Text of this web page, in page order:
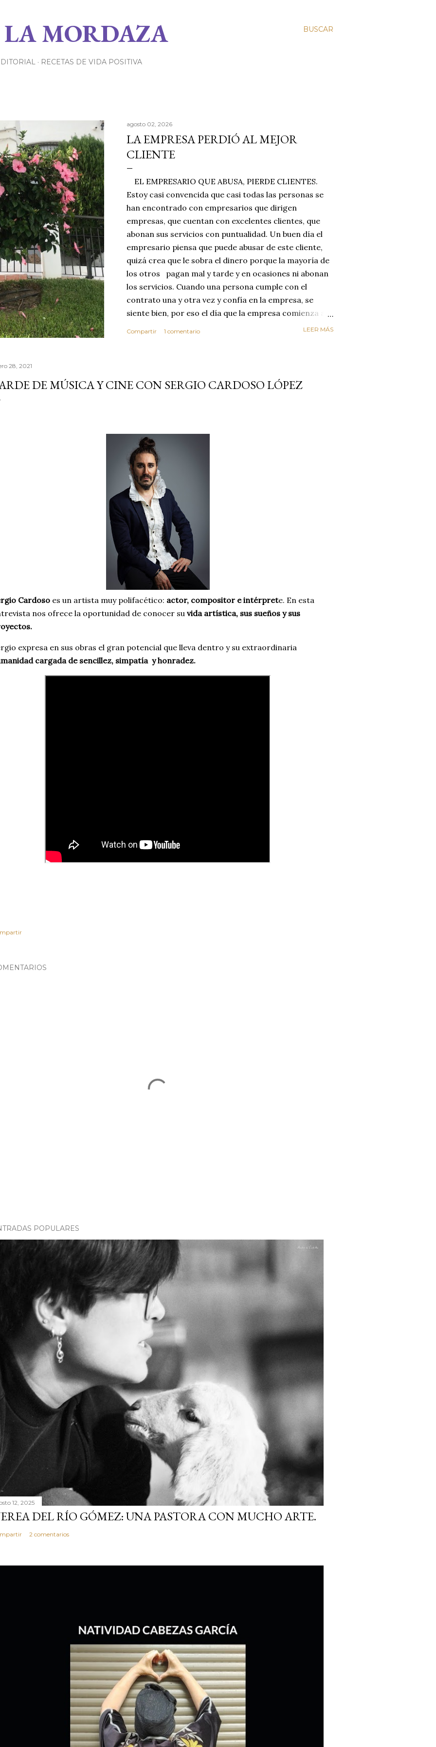
BUSCAR
MORDAZA
RECETAS DE VIDA POSITIVA
agosto 02, 2026
LA EMPRESA PERDIÓ AL MEJOR
CLIENTE
EL EMPRESARIO QUE ABUSA, PIERDE CLIENTES.
Estoy casi convencida que casi todas las personas se
han encontrado con empresarios que dirigen
empresas, que cuentan con excelentes clientes, que
abonan sus servicios con puntualidad. Un buen día el
empresario piensa que puede abusar de este cliente,
quizá crea que le sobra el dinero porque la mayoría de
los otros pagan mal y tarde y en ocasiones ni abonan
los servicios. Cuando una persona cumple con el
contrato una y otra vez y confía en la empresa, se
siente bien, por eso el día que la empresa comienza a
MEJOR CLIENTE. Estas circunstancias nos hacen
reflexionar sobre los valores de honestidad y
dond...
Compartir 1 comentario LEER MÁS
28, 2021
DE MÚSICA Y CINE CON SERGIO CARDOSO LÓPEZ
Cardoso es un artista muy polifacético: actor, compositor e intérprete. En esta
nos ofrece la oportunidad de conocer su vida artística, sus sueños y sus
expresa en sus obras el gran potencial que lleva dentro y su extraordinaria
cargada de sencillez, simpatía y honradez.
POPULARES
12, 2025
DEL RÍO GÓMEZ: UNA PASTORA CON MUCHO ARTE.
2 comentarios